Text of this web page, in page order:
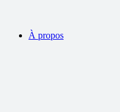
À propos